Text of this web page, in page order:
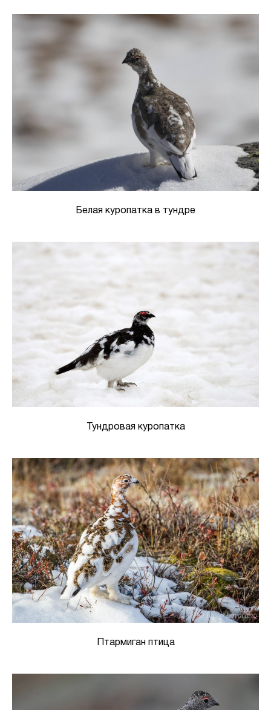
Белая куропатка в тундре
Тундровая куропатка
Птармиган птица